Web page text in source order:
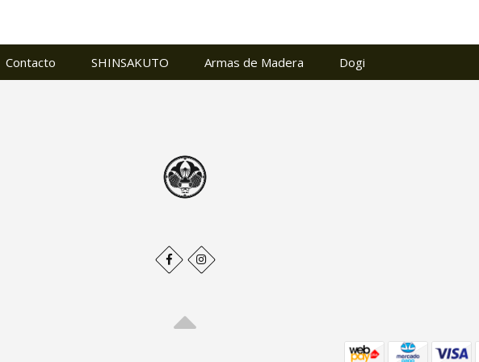
Contacto SHINSAKUTO Armas de Madera Dogi